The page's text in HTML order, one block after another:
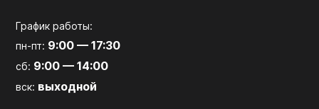
График работы:
пн-пт: 9:00 — 17:30
сб: 9:00 — 14:00
вск: выходной